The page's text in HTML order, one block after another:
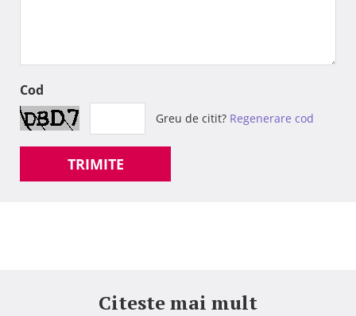
Cod
Greu de citit? Regenerare cod
TRIMITE
Citeste mai mult